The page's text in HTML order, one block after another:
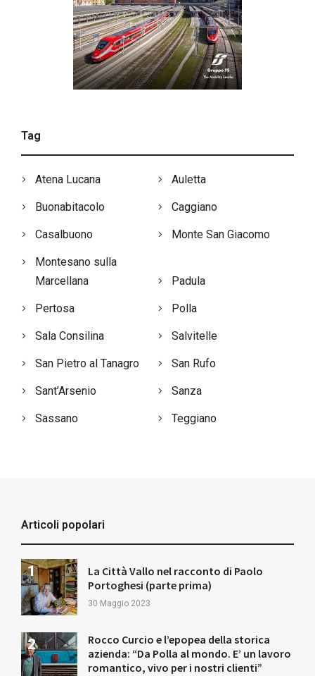
Tag
Atena Lucana Auletta
Buonabitacolo Caggiano
Casalbuono Monte San Giacomo
Montesano sulla
Marcellana
Padula
Pertosa Polla
Sala Consilina Salvitelle
San Pietro al Tanagro San Rufo
Sant’Arsenio Sanza
Sassano Teggiano
Articoli popolari
La Città Vallo nel racconto di Paolo
Portoghesi (parte prima)
30 Maggio 2023
Rocco Curcio e l’epopea della storica
azienda: “Da Polla al mondo. E’ un lavoro
romantico, vivo per i nostri clienti”